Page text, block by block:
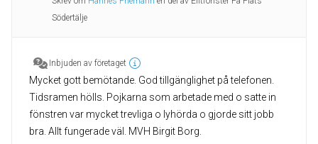
Södertälje
Inbjuden av företaget
Mycket gott bemötande. God tillgänglighet på telefonen.
Tidsramen hölls. Pojkarna som arbetade med o satte in
fönstren var mycket trevliga o lyhörda o gjorde sitt jobb
bra. Allt fungerade väl. MVH Birgit Borg.